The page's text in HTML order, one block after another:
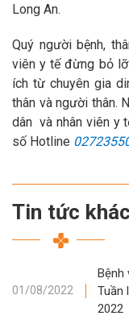
Long An.
Quý người bệnh,
viên y tế đừng bỏ
ích từ chuyên gia
thân và người thân.
dân và nhân viên y
số Hotline
Tin tức khác
01/08/2022
Bệnh
Tuần
2022